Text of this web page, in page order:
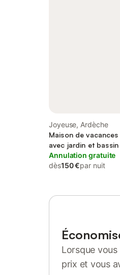
Joyeuse, Ardèche
Maison de
avec jardin et
animaux acceptés
Annulation gratuite
dès150 €par nuit
Lorsque
prix et vous